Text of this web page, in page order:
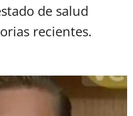
de salud
recientes.